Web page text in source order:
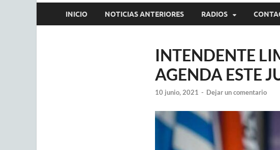
INICIO NOTICIAS ANTERIORES RADIOS
INTENDENTE
AGENDA ESTE
10 junio, 2021 - Dejar un comentario